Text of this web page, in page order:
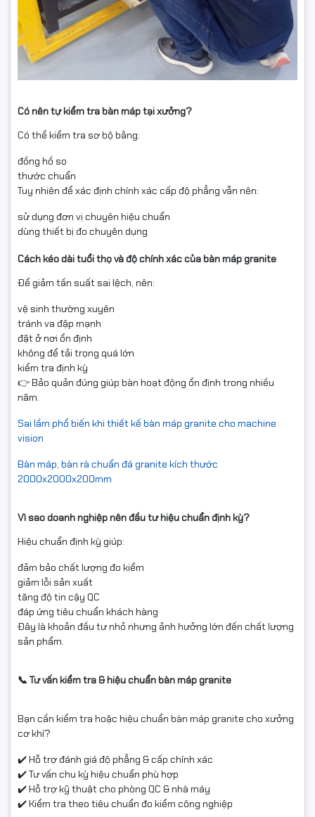
Có nên tự kiểm tra bàn máp tại xưởng?
Có thể kiểm tra sơ bộ bằng:
đồng hồ so
thước chuẩn
Tuy nhiên để xác định chính xác cấp độ phẳng vẫn nên:
sử dụng đơn vị chuyên hiệu chuẩn
dùng thiết bị đo chuyên dụng
Cách kéo dài tuổi thọ và độ chính xác của bàn máp granite
Để giảm tần suất sai lệch, nên:
vệ sinh thường xuyên
tránh va đập mạnh
đặt ở nơi ổn định
không để tải trọng quá lớn
kiểm tra định kỳ
👉 Bảo quản đúng giúp bàn hoạt động ổn định trong nhiều
năm.
Sai lầm phổ biến khi thiết kế bàn máp granite cho machine
vision
Bàn máp, bàn rà chuẩn đá granite kích thước
2000x2000x200mm
Vì sao doanh nghiệp nên đầu tư hiệu chuẩn định kỳ?
Hiệu chuẩn định kỳ giúp:
đảm bảo chất lượng đo kiểm
giảm lỗi sản xuất
tăng độ tin cậy QC
đáp ứng tiêu chuẩn khách hàng
Đây là khoản đầu tư nhỏ nhưng ảnh hưởng lớn đến chất lượng
sản phẩm.
📞 Tư vấn kiểm tra & hiệu chuẩn bàn máp granite
Bạn cần kiểm tra hoặc hiệu chuẩn bàn máp granite cho xưởng
cơ khí?
✔️ Hỗ trợ đánh giá độ phẳng & cấp chính xác
✔️ Tư vấn chu kỳ hiệu chuẩn phù hợp
✔️ Hỗ trợ kỹ thuật cho phòng QC & nhà máy
✔️ Kiểm tra theo tiêu chuẩn đo kiểm công nghiệp